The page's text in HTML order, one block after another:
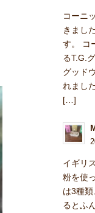
コーニ
きまし
す。 コ
るT.G.
グッド
れまし
[…]
イギリ
粉を使
は3種
るとふ